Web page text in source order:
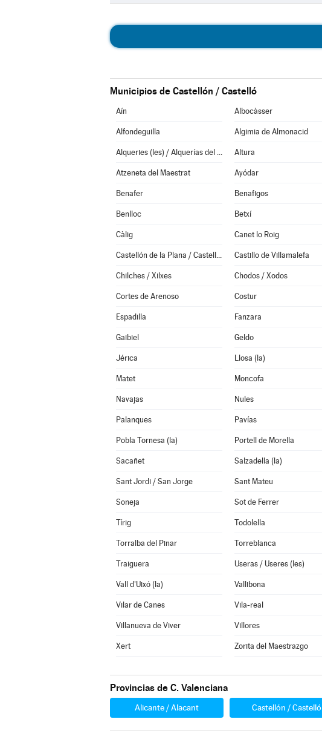
Municipios de Castellón / Castelló
Aín Albocàsser
Alfondeguilla Algimia de Almonacid
Alqueries (les) / Alquerías del Niño Perdido Altura
Atzeneta del Maestrat Ayódar
Benafer Benafigos
Benlloc Betxí
Càlig Canet lo Roig
Castellón de la Plana / Castelló de la Plana Castillo de Villamalefa
Chilches / Xilxes Chodos / Xodos
Cortes de Arenoso Costur
Espadilla Fanzara
Gaibiel Geldo
Jérica Llosa (la)
Matet Moncofa
Navajas Nules
Palanques Pavías
Pobla Tornesa (la) Portell de Morella
Sacañet Salzadella (la)
Sant Jordi / San Jorge Sant Mateu
Soneja Sot de Ferrer
Tírig Todolella
Torralba del Pinar Torreblanca
Traiguera Useras / Useres (les)
Vall d'Uixó (la) Vallibona
Vilar de Canes Vila-real
Villanueva de Viver Villores
Xert Zorita del Maestrazgo
Provincias de C. Valenciana
Alicante / Alacant Castellón / Castelló